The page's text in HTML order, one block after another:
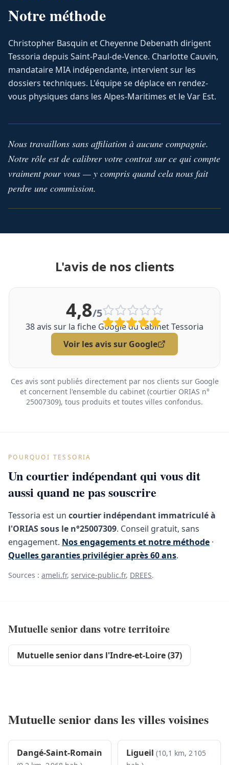
Notre méthode
Christopher Basquin et Cheyenne Debenath dirigent
Tessoria depuis Saint-Paul-de-Vence. Charlotte Cauvin,
mandataire MIA indépendante, intervient sur les
dossiers techniques. L'équipe se déplace en rendez-
vous physiques dans les Alpes-Maritimes et le Var Est.
Nous travaillons sans affiliation à aucune compagnie.
Notre rôle est de calibrer votre contrat sur ce qui compte
vraiment pour vous — y compris quand cela nous fait
perdre une commission.
L'avis de nos clients
4,8/5
38avis sur la fiche Google du cabinet Tessoria
Voir les avis sur Google
Ces avis sont publiés directement par nos clients sur Google
et concernent l'ensemble du cabinet (courtier ORIAS n°
25007309), tous produits et toutes villes confondus.
POURQUOI TESSORIA
Un courtier indépendant qui vous dit
aussi quand ne pas souscrire
Tessoria est un courtier indépendant immatriculé à
l'ORIAS sous le n°25007309. Conseil gratuit, sans
engagement. Nos engagements et notre méthode ·
Quelles garanties privilégier après 60 ans.
Sources : ameli.fr, service-public.fr, DREES.
Mutuelle senior dans votre territoire
Mutuelle senior dans l'Indre-et-Loire (37)
Mutuelle senior dans les villes voisines
Dangé-Saint-Romain Ligueil (10,1 km, 2 105